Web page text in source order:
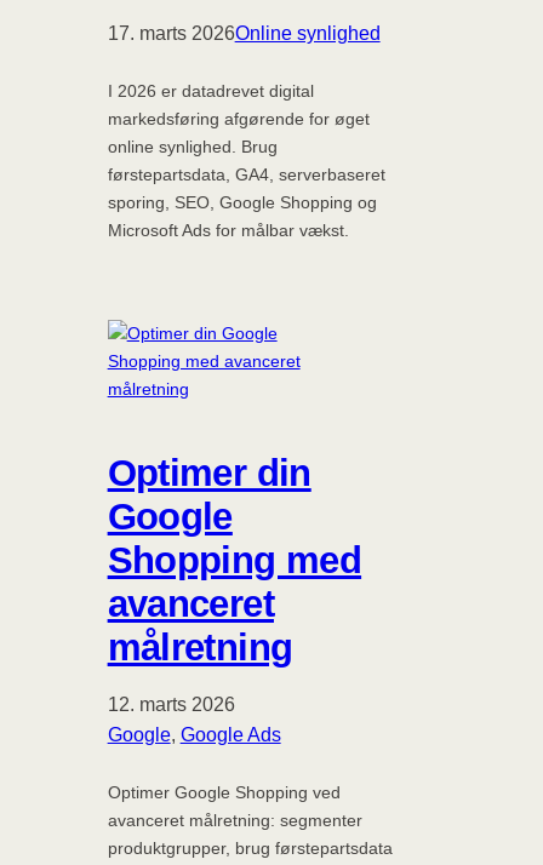
17. marts 2026Online synlighed
I 2026 er datadrevet digital
markedsføring afgørende for øget
online synlighed. Brug
førstepartsdata, GA4, serverbaseret
sporing, SEO, Google Shopping og
Microsoft Ads for målbar vækst.
Optimer din
Google
Shopping med
avanceret
målretning
12. marts 2026
Google, Google Ads
Optimer Google Shopping ved
avanceret målretning: segmenter
produktgrupper, brug førstepartsdata